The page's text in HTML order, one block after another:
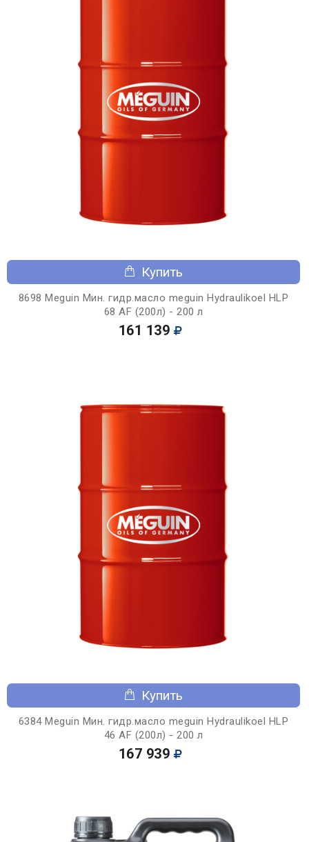
Купить
8698 Meguin Мин. гидр.масло meguin Hydraulikoel HLP
68 AF (200л) - 200 л
161 139
Купить
6384 Meguin Мин. гидр.масло meguin Hydraulikoel HLP
46 AF (200л) - 200 л
167 939